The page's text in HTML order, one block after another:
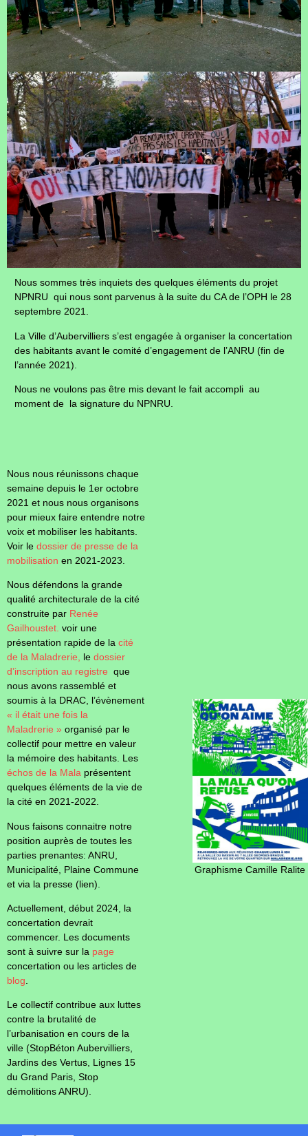
Nous sommes très inquiets des quelques éléments du projet
NPNRU qui nous sont parvenus à la suite du CA de l’OPH le 28
septembre 2021.
La Ville d’Aubervilliers s’est engagée à organiser la concertation
des habitants avant le comité d’engagement de l’ANRU (fin de
l’année 2021).
Nous ne voulons pas être mis devant le fait accompli au
moment de la signature du NPNRU.
Nous nous réunissons chaque
semaine depuis le 1er octobre
2021 et nous nous organisons
pour mieux faire entendre notre
voix et mobiliser les habitants.
Voir le dossier de presse de la
mobilisation en 2021-2023.
Nous défendons la grande
qualité architecturale de la cité
construite par Renée
Gailhoustet. voir une
présentation rapide de la cité
de la Maladrerie,
le dossier
d’inscription au registre que
nous avons rassemblé et
soumis à la DRAC, l’évènement
« il était une fois la
Maladrerie » organisé par le
collectif pour mettre en valeur
la mémoire des habitants. Les
échos de la Mala présentent
quelques éléments de la vie de
la cité en 2021-2022.
Nous faisons connaitre notre
position auprès de toutes les
parties prenantes: ANRU,
Municipalité, Plaine Commune
et via la presse (lien).
Actuellement, début 2024, la
concertation devrait
commencer. Les documents
sont à suivre sur la page
concertation ou les articles de
blog
Le collectif contribue aux luttes
contre la brutalité de
l’urbanisation en cours de la
ville (StopBéton Aubervilliers,
Jardins des Vertus, Lignes 15
du Grand Paris, Stop
démolitions ANRU).
Graphisme Camille Ralite